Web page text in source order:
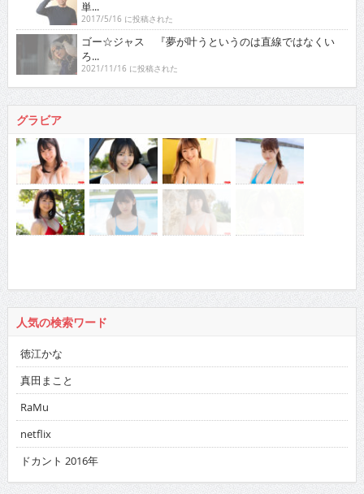
単...
2017/5/16 に投稿された
ゴー☆ジャス 『夢が叶うというのは直線ではなくい
ろ...
2021/11/16 に投稿された
グラビア
人気の検索ワード
徳江かな
真田まこと
RaMu
netflix
ドカント 2016年